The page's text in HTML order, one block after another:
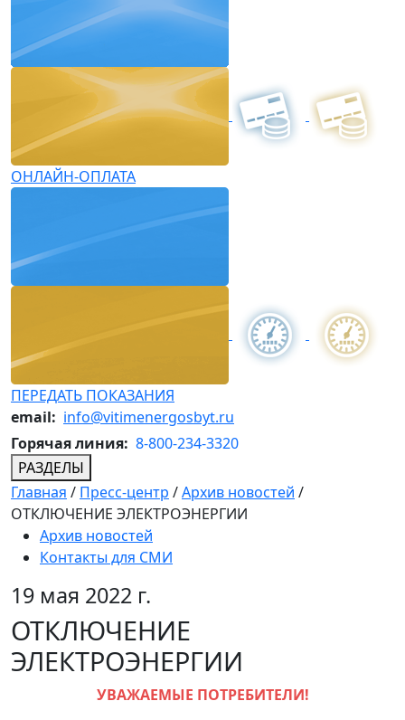
ОНЛАЙН-ОПЛАТА
ПЕРЕДАТЬ ПОКАЗАНИЯ
email: info@vitimenergosbyt.ru
Горячая линия: 8-800-234-3320
РАЗДЕЛЫ
Главная / Пресс-центр /Архив новостей /
ОТКЛЮЧЕНИЕ ЭЛЕКТРОЭНЕРГИИ
Архив новостей
Контакты для СМИ
19 мая 2022 г.
ОТКЛЮЧЕНИЕ
ЭЛЕКТРОЭНЕРГИИ
УВАЖАЕМЫЕ ПОТРЕБИТЕЛИ!